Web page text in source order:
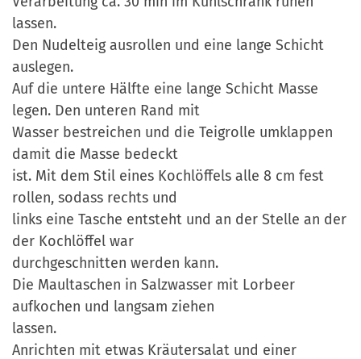
lassen.
Den Nudelteig ausrollen und eine lange Schicht
auslegen.
Auf die untere Hälfte eine lange Schicht Masse
legen. Den unteren Rand mit
Wasser bestreichen und die Teigrolle umklappen
damit die Masse bedeckt
ist. Mit dem Stil eines Kochlöffels alle 8 cm fest
rollen, sodass rechts und
links eine Tasche entsteht und an der Stelle an der
der Kochlöffel war
durchgeschnitten werden kann.
Die Maultaschen in Salzwasser mit Lorbeer
aufkochen und langsam ziehen
lassen.
Anrichten mit etwas Kräutersalat und einer